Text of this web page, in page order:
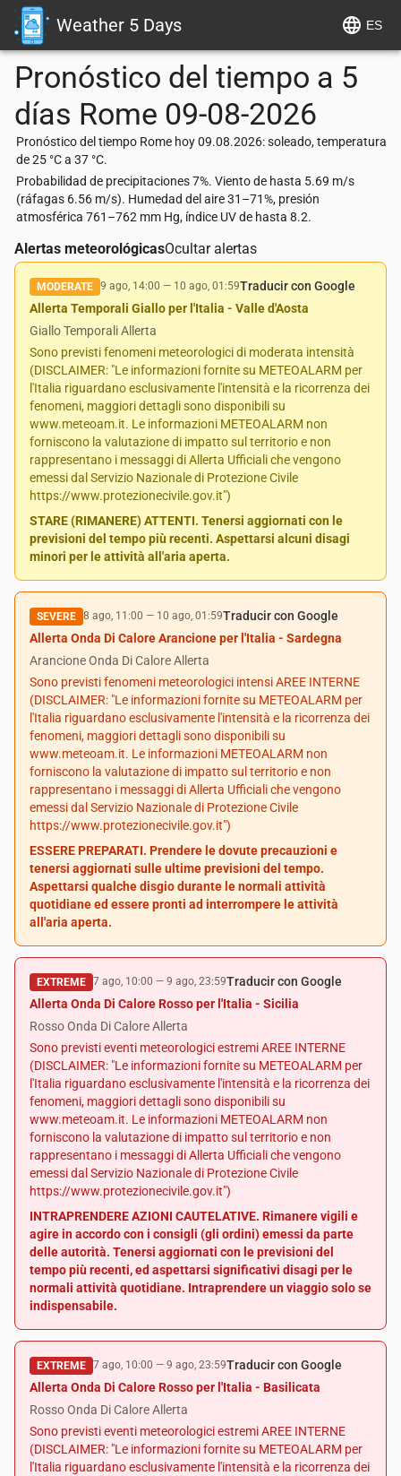
Weather 5 Days ES
Pronóstico del tiempo a 5
días Rome 09-08-2026
Pronóstico del tiempo Rome hoy 09.08.2026: soleado, temperatura
de 25 °C a 37 °C.
Probabilidad de precipitaciones 7%. Viento de hasta 5.69 m/s
(ráfagas 6.56 m/s). Humedad del aire 31–71%, presión
atmosférica 761–762 mm Hg, índice UV de hasta 8.2.
Alertas meteorológicasOcultar alertas
MODERATE 9 ago, 14:00 — 10 ago, 01:59Traducir con Google
Allerta Temporali Giallo per l'Italia - Valle d'Aosta
Giallo Temporali Allerta
Sono previsti fenomeni meteorologici di moderata intensità
(DISCLAIMER: "Le informazioni fornite su METEOALARM per
l'Italia riguardano esclusivamente l'intensità e la ricorrenza dei
fenomeni, maggiori dettagli sono disponibili su
www.meteoam.it. Le informazioni METEOALARM non
forniscono la valutazione di impatto sul territorio e non
rappresentano i messaggi di Allerta Ufficiali che vengono
emessi dal Servizio Nazionale di Protezione Civile
https://www.protezionecivile.gov.it")
STARE (RIMANERE) ATTENTI. Tenersi aggiornati con le
previsioni del tempo più recenti. Aspettarsi alcuni disagi
minori per le attività all'aria aperta.
SEVERE 8 ago, 11:00 — 10 ago, 01:59Traducir con Google
Allerta Onda Di Calore Arancione per l'Italia - Sardegna
Arancione Onda Di Calore Allerta
Sono previsti fenomeni meteorologici intensi AREE INTERNE
(DISCLAIMER: "Le informazioni fornite su METEOALARM per
l'Italia riguardano esclusivamente l'intensità e la ricorrenza dei
fenomeni, maggiori dettagli sono disponibili su
www.meteoam.it. Le informazioni METEOALARM non
forniscono la valutazione di impatto sul territorio e non
rappresentano i messaggi di Allerta Ufficiali che vengono
emessi dal Servizio Nazionale di Protezione Civile
https://www.protezionecivile.gov.it")
ESSERE PREPARATI. Prendere le dovute precauzioni e
tenersi aggiornati sulle ultime previsioni del tempo.
Aspettarsi qualche disgio durante le normali attività
quotidiane ed essere pronti ad interrompere le attività
all'aria aperta.
EXTREME 7 ago, 10:00 — 9 ago, 23:59Traducir con Google
Allerta Onda Di Calore Rosso per l'Italia - Sicilia
Rosso Onda Di Calore Allerta
Sono previsti eventi meteorologici estremi AREE INTERNE
(DISCLAIMER: "Le informazioni fornite su METEOALARM per
l'Italia riguardano esclusivamente l'intensità e la ricorrenza dei
fenomeni, maggiori dettagli sono disponibili su
www.meteoam.it. Le informazioni METEOALARM non
forniscono la valutazione di impatto sul territorio e non
rappresentano i messaggi di Allerta Ufficiali che vengono
emessi dal Servizio Nazionale di Protezione Civile
https://www.protezionecivile.gov.it")
INTRAPRENDERE AZIONI CAUTELATIVE. Rimanere vigili e
agire in accordo con i consigli (gli ordini) emessi da parte
delle autorità. Tenersi aggiornati con le previsioni del
tempo più recenti, ed aspettarsi significativi disagi per le
normali attività quotidiane. Intraprendere un viaggio solo se
indispensabile.
EXTREME 7 ago, 10:00 — 9 ago, 23:59Traducir con Google
Allerta Onda Di Calore Rosso per l'Italia - Basilicata
Rosso Onda Di Calore Allerta
Sono previsti eventi meteorologici estremi AREE INTERNE
(DISCLAIMER: "Le informazioni fornite su METEOALARM per
l'Italia riguardano esclusivamente l'intensità e la ricorrenza dei